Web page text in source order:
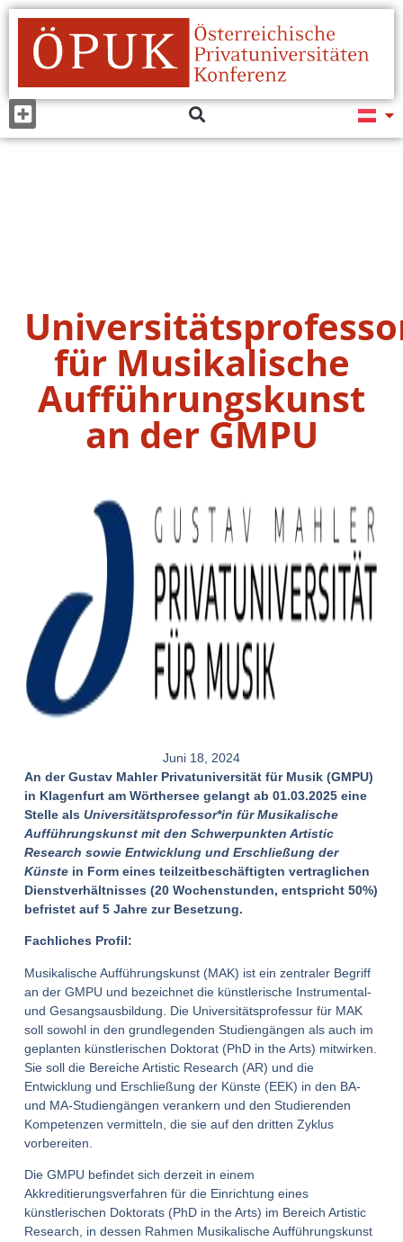
für Musikalische
Aufführungskunst
an der GMPU
Juni 18, 2024
An der Gustav Mahler Privatuniversität für Musik (GMPU)
in Klagenfurt am Wörthersee gelangt ab 01.03.2025 eine
Stelle als Universitätsprofessor*in für Musikalische
Aufführungskunst mit den Schwerpunkten Artistic
Research sowie Entwicklung und Erschließung der
Künstein Form eines teilzeitbeschäftigten vertraglichen
Dienstverhältnisses (20 Wochenstunden, entspricht 50%)
befristet auf 5 Jahre zur Besetzung.
Fachliches Profil:
Musikalische Aufführungskunst (MAK) ist ein zentraler Begriff
an der GMPU und bezeichnet die künstlerische Instrumental-
und Gesangsausbildung. Die Universitätsprofessur für MAK
soll sowohl in den grundlegenden Studiengängen als auch im
geplanten künstlerischen Doktorat (PhD in the Arts) mitwirken.
Sie soll die Bereiche Artistic Research (AR) und die
Entwicklung und Erschließung der Künste (EEK) in den BA-
und MA-Studiengängen verankern und den Studierenden
Kompetenzen vermitteln, die sie auf den dritten Zyklus
vorbereiten.
Die GMPU befindet sich derzeit in einem
Akkreditierungsverfahren für die Einrichtung eines
künstlerischen Doktorats (PhD in the Arts) im Bereich Artistic
Research, in dessen Rahmen Musikalische Aufführungskunst